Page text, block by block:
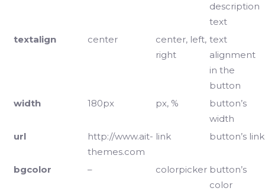
description
text
textalign
center
center, left,
right
text
alignment
in the
button
width
180px px, %
button’s
width
url
http://www.ait-
themes.com
link button’s link
bgcolor – colorpicker button’s
color